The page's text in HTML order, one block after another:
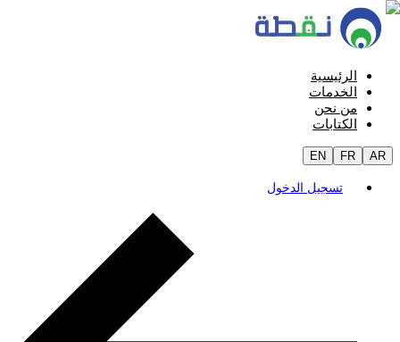
الرئيسية
الخدمات
من نحن
الكتابات
EN FR AR
تسجيل الدخول